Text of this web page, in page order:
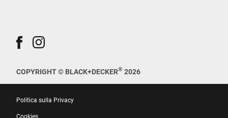
COPYRIGHT © BLACK+DECKER® 2026
Politica sulla Privacy
Cookies